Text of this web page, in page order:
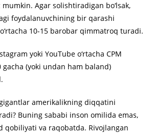
mumkin. Agar solishtiradigan bo‘lsak,
foydalanuvchining bir qarashi
10-15 barobar qimmatroq turadi.
yoki YouTube o‘rtacha CPM
(yoki undan ham baland)
gigantlar amerikalikning diqqatini
Buning sababi inson omilida emas,
qobiliyati va raqobatda. Rivojlangan